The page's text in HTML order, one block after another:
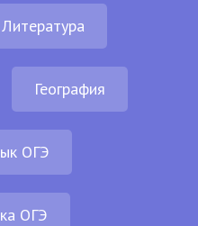
Литература
География
ОГЭ
ОГЭ